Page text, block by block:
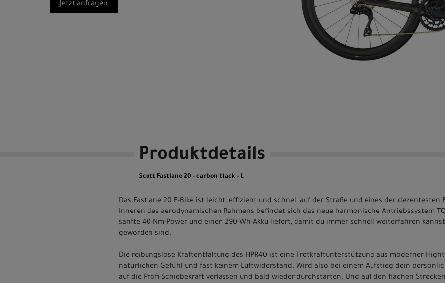
Jetzt anfragen
Produktdetails
Scott Fastlane 20 - carbon black - L
Das Fastlane 20 E-Bike ist leicht, effizient und schnell auf der Straße und eines der dezentesten
Inneren des aerodynamischen Rahmens befindet sich das neue harmonische Antriebssystem
sanfte 40-Nm-Power und einen 290-Wh-Akku liefert, damit du immer schnell weiterfahren
geworden sind.
Die reibungslose Kraftentfaltung des HPR40 ist eine Tretkraftunterstützung aus moderner
natürlichen Gefühl und fast keinem Luftwiderstand. Wird also bei einem Aufstieg dein
auf die Profi-Schiebekraft verlassen und bald wieder durchstarten. Und auf den flachen